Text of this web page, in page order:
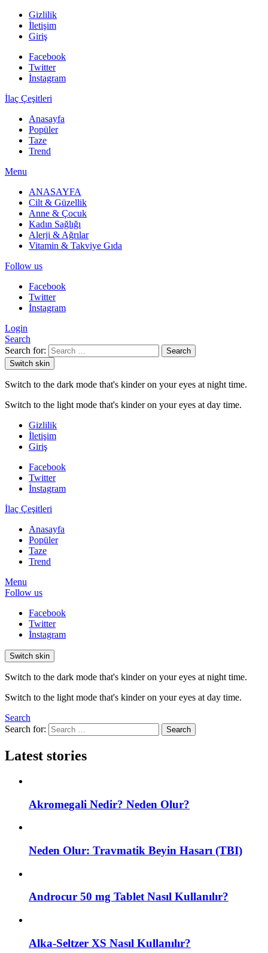
Gizlilik
İletişim
Giriş
Facebook
Twitter
İnstagram
İlaç Çeşitleri
Anasayfa
Popüler
Taze
Trend
Menu
ANASAYFA
Cilt & Güzellik
Anne & Çocuk
Kadın Sağlığı
Alerji & Ağrılar
Vitamin & Takviye Gıda
Follow us
Facebook
Twitter
İnstagram
Login
Search
Search for:
Search
Switch skin
Switch to the dark mode that's kinder on your eyes at night time.
Switch to the light mode that's kinder on your eyes at day time.
Gizlilik
İletişim
Giriş
Facebook
Twitter
İnstagram
İlaç Çeşitleri
Anasayfa
Popüler
Taze
Trend
Menu
Follow us
Facebook
Twitter
İnstagram
Switch skin
Switch to the dark mode that's kinder on your eyes at night time.
Switch to the light mode that's kinder on your eyes at day time.
Search
Search for:
Search
Latest stories
Akromegali Nedir? Neden Olur?
Neden Olur: Travmatik Beyin Hasarı (TBI)
Androcur 50 mg Tablet Nasıl Kullanılır?
Alka-Seltzer XS Nasıl Kullanılır?